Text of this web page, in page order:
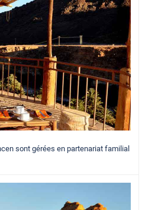
sont gérées en partenariat familial